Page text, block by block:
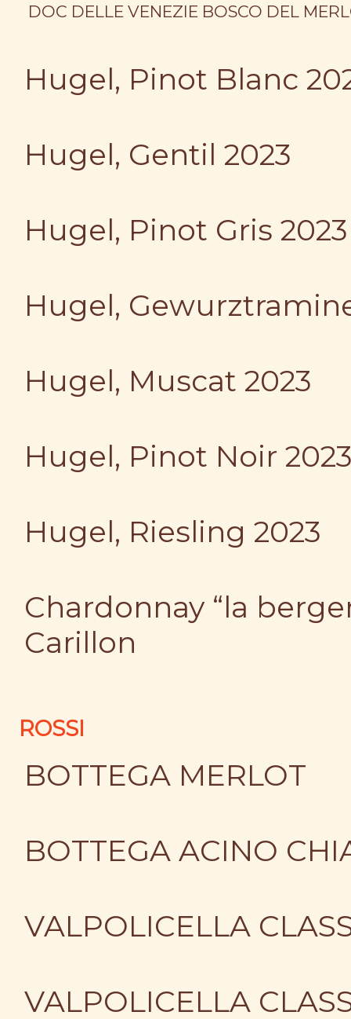
DOC DELLE VENEZIE BOSCO DEL
Hugel, Pinot Blanc
Hugel, Gentil 2023
Hugel, Pinot Gris 2023
Hugel,
Hugel, Muscat 2023
Hugel, Pinot Noir
Hugel, Riesling 2023
Chardonnay “la
Carillon
ROSSI
BOTTEGA MERLOT
BOTTEGA ACINO
VALPOLICELLA
VALPOLICELLA